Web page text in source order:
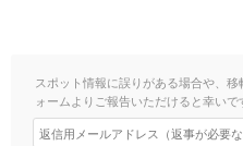
スポット情報に誤りがある場合や、
ォームよりご報告いただけると幸いで